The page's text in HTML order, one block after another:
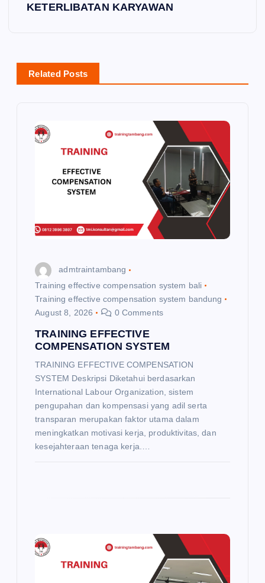
KETERLIBATAN KARYAWAN
Related Posts
admtraintambang
Training effective compensation system bali
Training effective compensation system bandung
August 8, 2026
0 Comments
TRAINING EFFECTIVE
COMPENSATION SYSTEM
TRAINING EFFECTIVE COMPENSATION
SYSTEM Deskripsi Diketahui berdasarkan
International Labour Organization, sistem
pengupahan dan kompensasi yang adil serta
transparan merupakan faktor utama dalam
meningkatkan motivasi kerja, produktivitas, dan
kesejahteraan tenaga kerja.…